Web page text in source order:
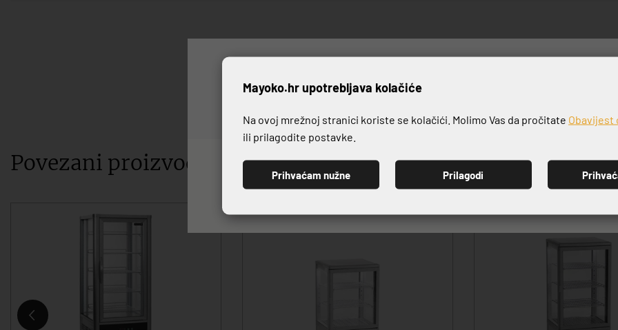
Povezani proizvodi
Prijavite se na naš
PRIJAVI SE
Mayoko.hr upotrebljava kolačiće
Na ovoj mrežnoj stranici koriste se kolačići. Molimo Vas da pročitate Obavijest
ili prilagodite postavke.
Prihvaćam nužne Prilagodi